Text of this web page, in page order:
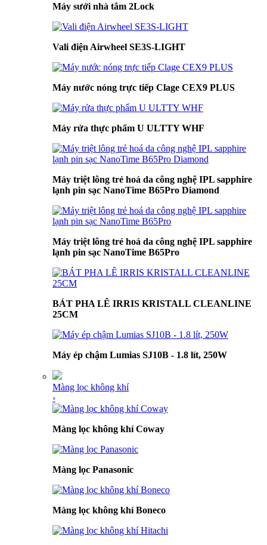
Máy sưởi nhà tắm 2Lock
Vali điện Airwheel SE3S-LIGHT
Máy nước nóng trực tiếp Clage CEX9 PLUS
Máy rửa thực phẩm U ULTTY WHF
Máy triệt lông trẻ hoá da công nghệ IPL sapphire
lạnh pin sạc NanoTime B65Pro Diamond
Máy triệt lông trẻ hoá da công nghệ IPL sapphire
lạnh pin sạc NanoTime B65Pro
BÁT PHA LÊ IRRIS KRISTALL CLEANLINE
25CM
Máy ép chậm Lumias SJ10B - 1.8 lít, 250W
Màng lọc không khí
›
Màng lọc không khí Coway
Màng lọc Panasonic
Màng lọc không khí Boneco